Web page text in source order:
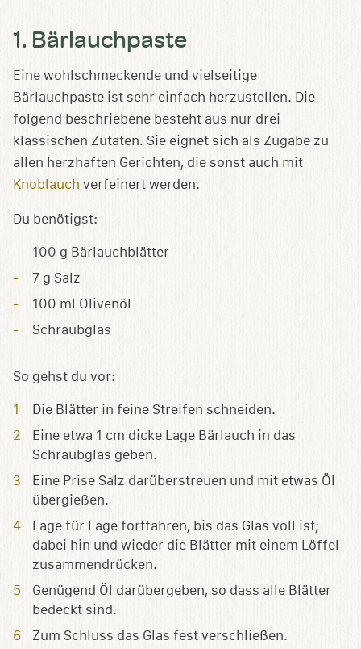
1. Bärlauchpaste
Eine wohlschmeckende und vielseitige
Bärlauchpaste ist sehr einfach herzustellen. Die
folgend beschriebene besteht aus nur drei
klassischen Zutaten. Sie eignet sich als Zugabe zu
allen herzhaften Gerichten, die sonst auch mit
Knoblauch verfeinert werden.
Du benötigst:
100 g Bärlauchblätter
7 g Salz
100 ml Olivenöl
Schraubglas
So gehst du vor:
Die Blätter in feine Streifen schneiden.
Eine etwa 1 cm dicke Lage Bärlauch in das
Schraubglas geben.
Eine Prise Salz darüberstreuen und mit etwas Öl
übergießen.
Lage für Lage fortfahren, bis das Glas voll ist;
dabei hin und wieder die Blätter mit einem Löffel
zusammendrücken.
Genügend Öl darübergeben, so dass alle Blätter
bedeckt sind.
Zum Schluss das Glas fest verschließen.